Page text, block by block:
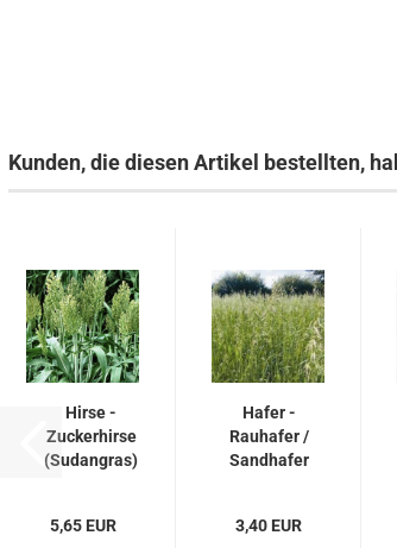
Kunden, die diesen Artikel bestellten,
Hirse -
Zuckerhirse
(Sudangras)
5,65 EUR
Hafer -
Rauhafer /
Sandhafer
3,40 EUR